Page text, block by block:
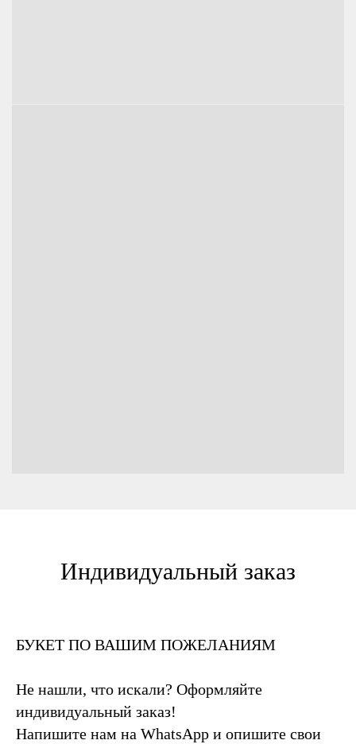
Индивидуальный заказ
БУКЕТ ПО ВАШИМ ПОЖЕЛАНИЯМ
Не нашли, что искали? Оформляйте
индивидуальный заказ!
Напишите нам на WhatsApp и опишите свои